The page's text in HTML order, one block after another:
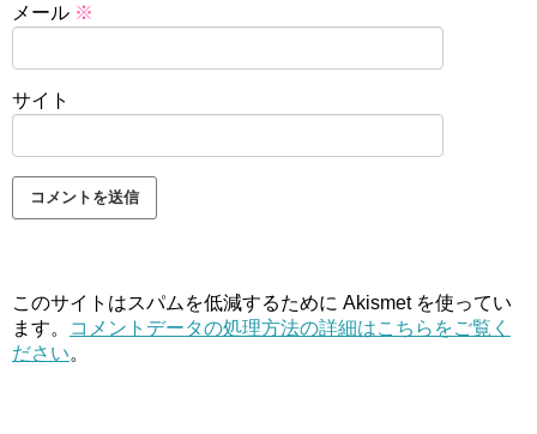
メール ※
サイト
このサイトはスパムを低減するために Akismet を使ってい
ます。
コメントデータの処理方法の詳細はこちらをご覧く
ださい。